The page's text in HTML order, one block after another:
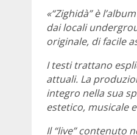
«“Zighidà” è
dai locali
originale, di facile
I testi trattano
attuali. La
integro nella sua
estetico, musicale
Il “live” contenuto